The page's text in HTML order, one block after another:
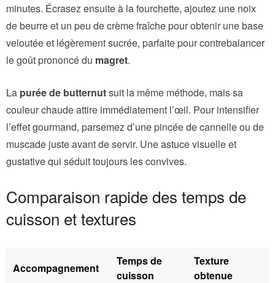
minutes. Écrasez ensuite à la fourchette, ajoutez une noix
de beurre et un peu de crème fraîche pour obtenir une base
veloutée et légèrement sucrée, parfaite pour contrebalancer
le goût prononcé du magret.
La purée de butternutsuit la même méthode, mais sa
couleur chaude attire immédiatement l’œil. Pour intensifier
l’effet gourmand, parsemez d’une pincée de cannelle ou de
muscade juste avant de servir. Une astuce visuelle et
gustative qui séduit toujours les convives.
Comparaison rapide des temps de
cuisson et textures
Accompagnement
Temps de
cuisson
Texture
obtenue